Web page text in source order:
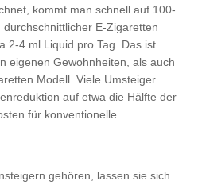
kommt man schnell auf 100-
E-Zigaretten
2-4 ml Liquid pro Tag. Das ist
eigenen Gewohnheiten, als auch
Modell. Viele Umsteiger
auf etwa die Hälfte der
für konventionelle
gehören, lassen sie sich